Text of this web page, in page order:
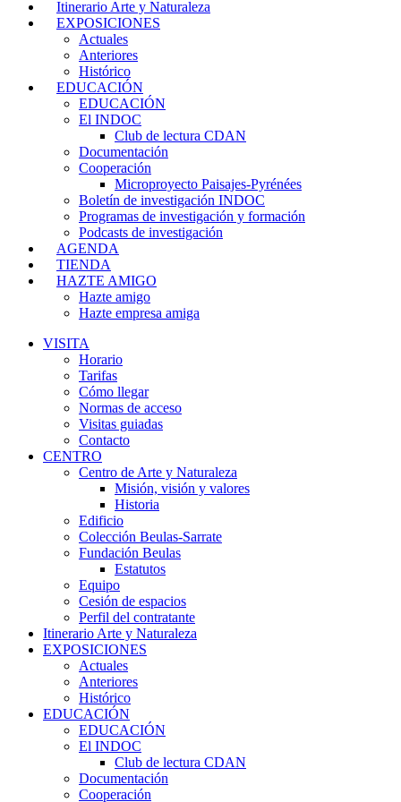
Itinerario Arte y Naturaleza
EXPOSICIONES
Actuales
Anteriores
Histórico
EDUCACIÓN
EDUCACIÓN
El INDOC
Club de lectura CDAN
Documentación
Cooperación
Microproyecto Paisajes-Pyrénées
Boletín de investigación INDOC
Programas de investigación y formación
Podcasts de investigación
AGENDA
TIENDA
HAZTE AMIGO
Hazte amigo
Hazte empresa amiga
VISITA
Horario
Tarifas
Cómo llegar
Normas de acceso
Visitas guiadas
Contacto
CENTRO
Centro de Arte y Naturaleza
Misión, visión y valores
Historia
Edificio
Colección Beulas-Sarrate
Fundación Beulas
Estatutos
Equipo
Cesión de espacios
Perfil del contratante
Itinerario Arte y Naturaleza
EXPOSICIONES
Actuales
Anteriores
Histórico
EDUCACIÓN
EDUCACIÓN
El INDOC
Club de lectura CDAN
Documentación
Cooperación